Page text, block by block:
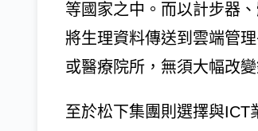
等國家之中。而以計步器
將生理資料傳送到雲端管
或醫療院所，無須大幅改
至於松下集團則選擇與